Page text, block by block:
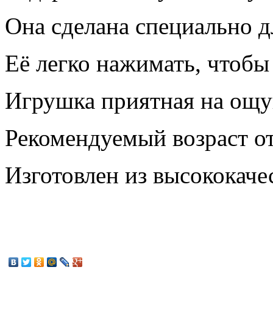
Она сделана специально
Её легко нажимать, чтобы
Игрушка приятная на
Рекомендуемый возраст
Изготовлен из